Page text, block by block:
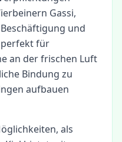
Gassi,
und
perfekt für
an der frischen Luft
Bindung zu
aufbauen
als